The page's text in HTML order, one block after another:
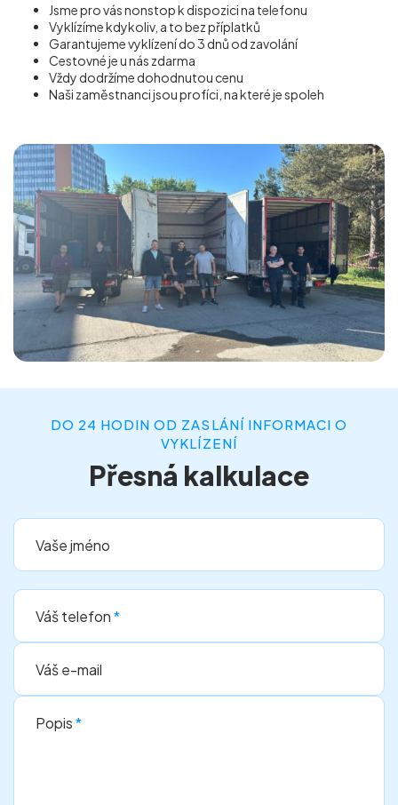
Jsme pro vás nonstop k dispozici na telefonu
Vyklízíme kdykoliv, a to bez příplatků
Garantujeme vyklízení do 3 dnů od zavolání
Cestovné je u nás zdarma
Vždy dodržíme dohodnutou cenu
Naši zaměstnanci jsou profíci, na které je spoleh
DO 24 HODIN OD ZASLÁNÍ INFORMACI O
VYKLÍZENÍ
Přesná kalkulace
Vaše jméno
Váš telefon*
Váš e-mail
Popis*